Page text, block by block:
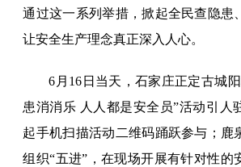
通过这一系列举措，掀起全民查隐患
让安全生产理念真正深入人心。
6月16日当天，石家庄正定古城
患消消乐 人人都是安全员”活动引人
起手机扫描活动二维码踊跃参与；鹿
组织“五进”，在现场开展有针对性的